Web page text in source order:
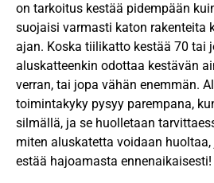
on tarkoitus kestää pidempään
suojaisi varmasti katon rakenteita
ajan. Koska tiilikatto kestää 70 tai
aluskatteenkin odottaa kestävän
verran, tai jopa vähän enemmän.
toimintakyky pysyy parempana,
silmällä, ja se huolletaan
miten aluskatetta voidaan
estää hajoamasta ennenaikaisesti!